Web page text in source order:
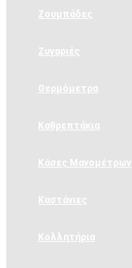
Ζουμπάδες
Ζυγαριές
Θερμόμετρα
Καθρεπτάκια
Κάσες Μανομέτρων
Καστάνιες
Κολλητήρια